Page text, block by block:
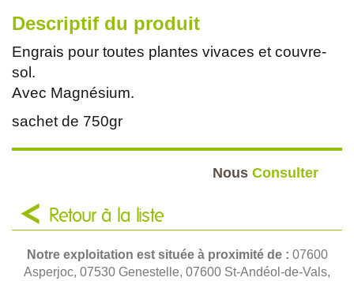
Descriptif du produit
Engrais pour toutes plantes vivaces et couvre-
sol.
Avec Magnésium.
sachet de 750gr
Nous Consulter
Retour à la liste
Notre exploitation est située à proximité de : 07600
Asperjoc, 07530 Genestelle, 07600 St-Andéol-de-Vals,